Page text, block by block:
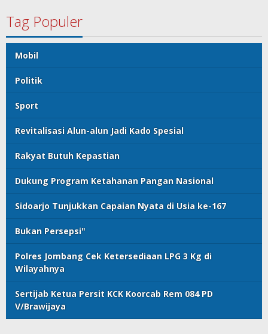
Tag Populer
Mobil
Politik
Sport
Revitalisasi Alun-alun Jadi Kado Spesial
Rakyat Butuh Kepastian
Dukung Program Ketahanan Pangan Nasional
Sidoarjo Tunjukkan Capaian Nyata di Usia ke-167
Bukan Persepsi"
Polres Jombang Cek Ketersediaan LPG 3 Kg di
Wilayahnya
Sertijab Ketua Persit KCK Koorcab Rem 084 PD
V/Brawijaya